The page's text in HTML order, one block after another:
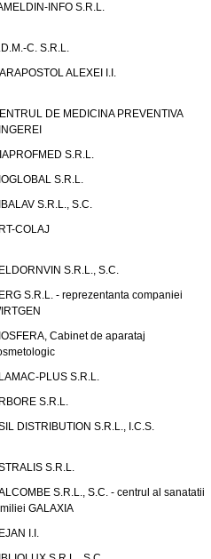
INFO S.R.L.
C. S.R.L.
ALEXEI I.I.
DE MEDICINA PREVENTIVA
S.R.L.
S.R.L.
S.R.L., S.C.
COLAJ
S.R.L., S.C.
S.R.L. - reprezentanta companiei
Cabinet de aparataj
PLUS S.R.L.
S.R.L.
DISTRIBUTION S.R.L., I.C.S.
S.R.L.
S.R.L., S.C. - centrul al sanatatii
GALAXIA
I.I.